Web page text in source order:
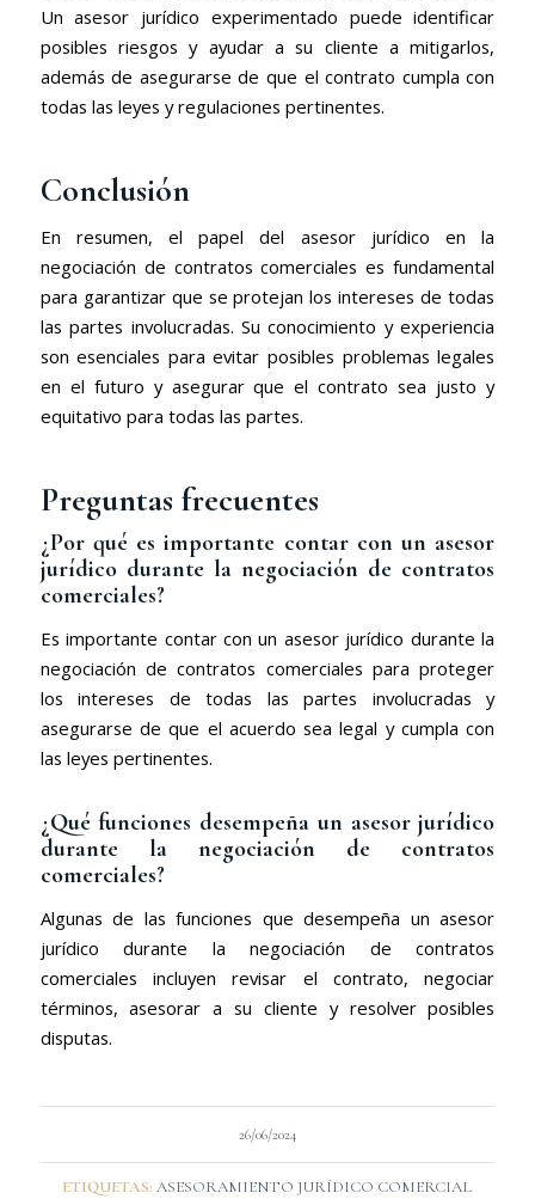
Un asesor jurídico experimentado puede identificar
posibles riesgos y ayudar a su cliente a mitigarlos,
además de asegurarse de que el contrato cumpla con
todas las leyes y regulaciones pertinentes.
Conclusión
En resumen, el papel del asesor jurídico en la
negociación de contratos comerciales es fundamental
para garantizar que se protejan los intereses de todas
las partes involucradas. Su conocimiento y experiencia
son esenciales para evitar posibles problemas legales
en el futuro y asegurar que el contrato sea justo y
equitativo para todas las partes.
Preguntas frecuentes
¿Por qué es importante contar con un asesor
jurídico durante la negociación de contratos
comerciales?
Es importante contar con un asesor jurídico durante la
negociación de contratos comerciales para proteger
los intereses de todas las partes involucradas y
asegurarse de que el acuerdo sea legal y cumpla con
las leyes pertinentes.
¿Qué funciones desempeña un asesor jurídico
durante la negociación de contratos
comerciales?
Algunas de las funciones que desempeña un asesor
jurídico durante la negociación de contratos
comerciales incluyen revisar el contrato, negociar
términos, asesorar a su cliente y resolver posibles
disputas.
26/06/2024
ETIQUETAS: ASESORAMIENTO JURÍDICO COMERCIAL